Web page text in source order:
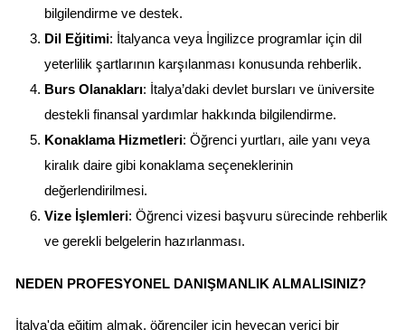
bilgilendirme ve destek.
Dil Eğitimi: İtalyanca veya İngilizce programlar için dil
yeterlilik şartlarının karşılanması konusunda rehberlik.
Burs Olanakları: İtalya’daki devlet bursları ve üniversite
destekli finansal yardımlar hakkında bilgilendirme.
Konaklama Hizmetleri: Öğrenci yurtları, aile yanı veya
kiralık daire gibi konaklama seçeneklerinin
değerlendirilmesi.
Vize İşlemleri: Öğrenci vizesi başvuru sürecinde rehberlik
ve gerekli belgelerin hazırlanması.
NEDEN PROFESYONEL DANIŞMANLIK ALMALISINIZ?
İtalya'da eğitim almak, öğrenciler için heyecan verici bir